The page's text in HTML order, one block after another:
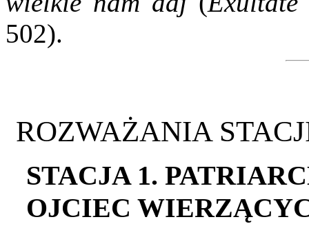
502).
ROZWAŻANIA
STACJA 1. P
OJCIEC